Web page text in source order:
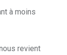
à moins
revient